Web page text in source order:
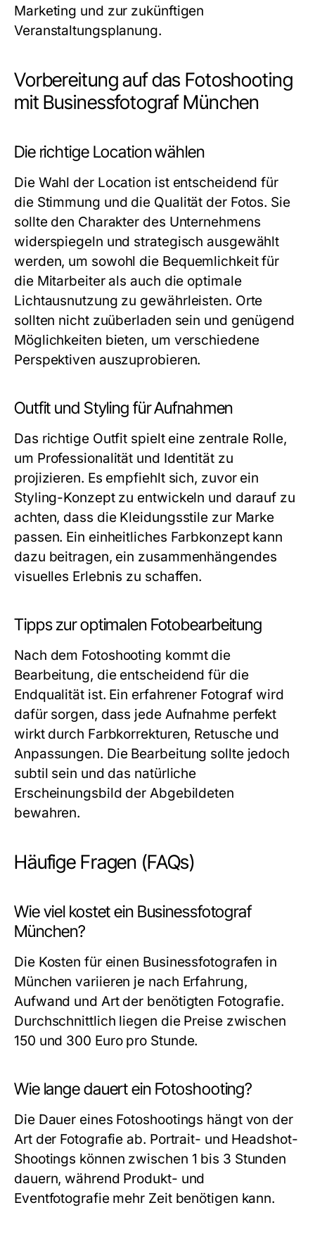
Marketing und zur zukünftigen
Veranstaltungsplanung.
Vorbereitung auf das Fotoshooting
mit Businessfotograf München
Die richtige Location wählen
Die Wahl der Location ist entscheidend für
die Stimmung und die Qualität der Fotos. Sie
sollte den Charakter des Unternehmens
widerspiegeln und strategisch ausgewählt
werden, um sowohl die Bequemlichkeit für
die Mitarbeiter als auch die optimale
Lichtausnutzung zu gewährleisten. Orte
sollten nicht zuüberladen sein und genügend
Möglichkeiten bieten, um verschiedene
Perspektiven auszuprobieren.
Outfit und Styling für Aufnahmen
Das richtige Outfit spielt eine zentrale Rolle,
um Professionalität und Identität zu
projizieren. Es empfiehlt sich, zuvor ein
Styling-Konzept zu entwickeln und darauf zu
achten, dass die Kleidungsstile zur Marke
passen. Ein einheitliches Farbkonzept kann
dazu beitragen, ein zusammenhängendes
visuelles Erlebnis zu schaffen.
Tipps zur optimalen Fotobearbeitung
Nach dem Fotoshooting kommt die
Bearbeitung, die entscheidend für die
Endqualität ist. Ein erfahrener Fotograf wird
dafür sorgen, dass jede Aufnahme perfekt
wirkt durch Farbkorrekturen, Retusche und
Anpassungen. Die Bearbeitung sollte jedoch
subtil sein und das natürliche
Erscheinungsbild der Abgebildeten
bewahren.
Häufige Fragen (FAQs)
Wie viel kostet ein Businessfotograf
München?
Die Kosten für einen Businessfotografen in
München variieren je nach Erfahrung,
Aufwand und Art der benötigten Fotografie.
Durchschnittlich liegen die Preise zwischen
150 und 300 Euro pro Stunde.
Wie lange dauert ein Fotoshooting?
Die Dauer eines Fotoshootings hängt von der
Art der Fotografie ab. Portrait- und Headshot-
Shootings können zwischen 1 bis 3 Stunden
dauern, während Produkt- und
Eventfotografie mehr Zeit benötigen kann.